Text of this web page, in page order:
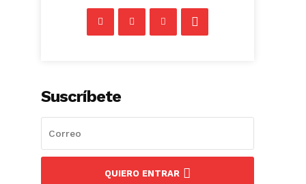
Suscríbete
QUIERO ENTRAR